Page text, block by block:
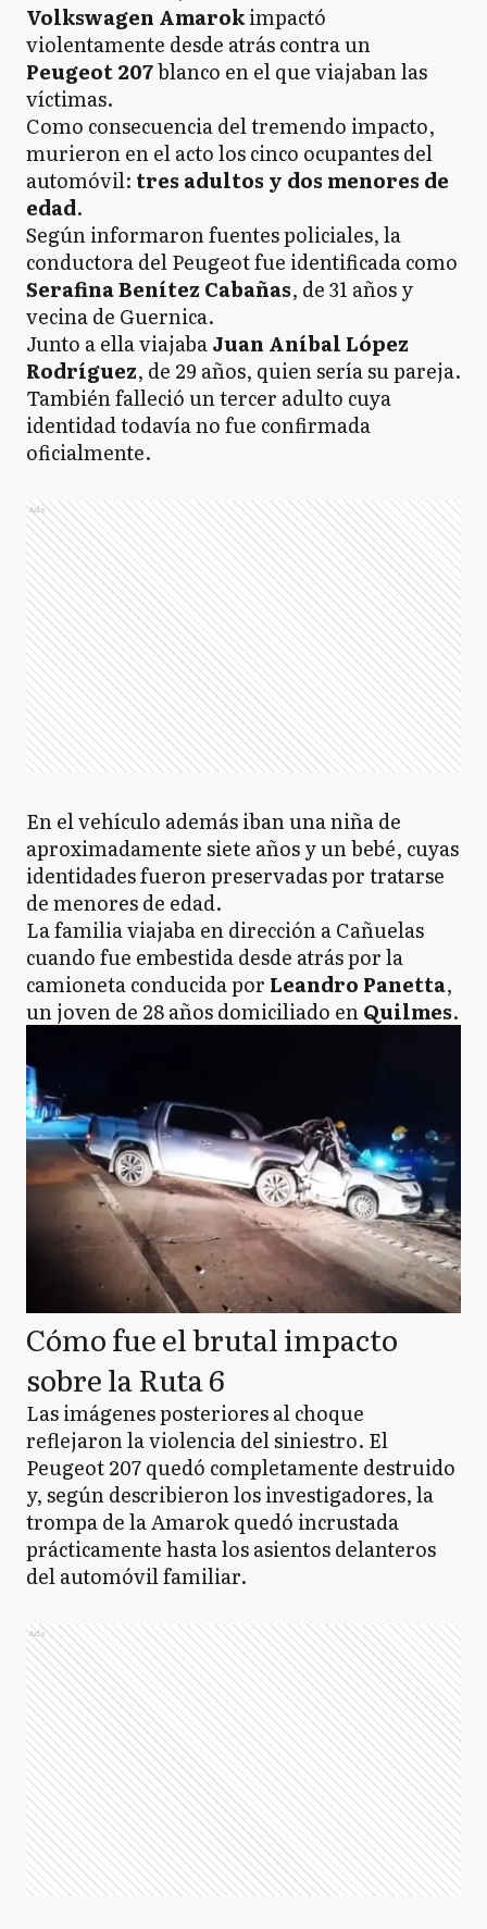
Volkswagen Amarokimpactó
violentamente desde atrás contra un
Peugeot 207blanco en el que viajaban las
víctimas.
Como consecuencia del tremendo impacto,
murieron en el acto los cinco ocupantes del
automóvil: tres adultos y dos menores de
edad.
Según informaron fuentes policiales, la
conductora del Peugeot fue identificada como
Serafina Benítez Cabañas, de 31 años y
vecina de Guernica.
Junto a ella viajabaJuan Aníbal López
Rodríguez, de 29 años, quien sería su pareja.
También falleció un tercer adulto cuya
identidad todavía no fue confirmada
oficialmente.
Ads
En el vehículo además iban una niña de
aproximadamente siete años y un bebé, cuyas
identidades fueron preservadas por tratarse
de menores de edad.
La familia viajaba en dirección a Cañuelas
cuando fue embestida desde atrás por la
camioneta conducida por Leandro Panetta,
un joven de 28 años domiciliado enQuilmes.
Cómo fue el brutal impacto
sobre la Ruta 6
Las imágenes posteriores al choque
reflejaron la violencia del siniestro. El
Peugeot 207 quedó completamente destruido
y, según describieron los investigadores, la
trompa de la Amarok quedó incrustada
prácticamente hasta los asientos delanteros
del automóvil familiar.
Ads